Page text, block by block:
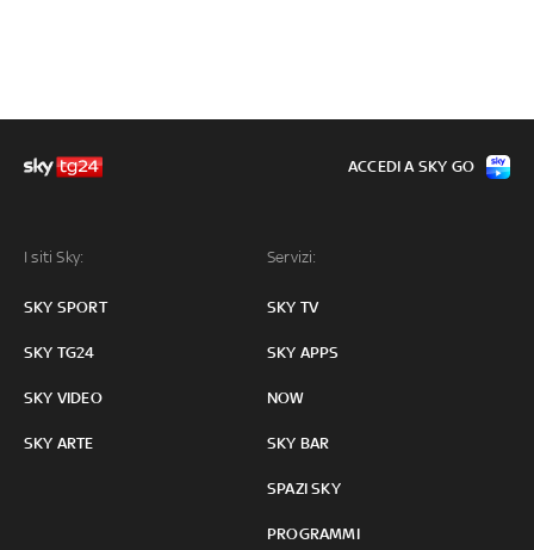
I siti Sky:
SKY SPORT
SKY TG24
SKY VIDEO
SKY ARTE
Servizi:
SKY TV
SKY APPS
NOW
SKY BAR
SPAZI SKY
PROGRAMMI
ACCEDI A SKY GO